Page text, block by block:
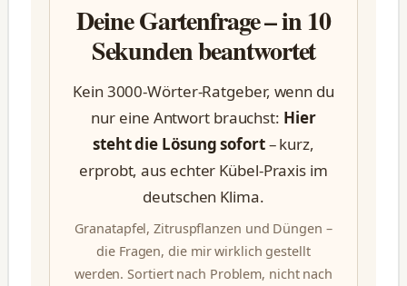
Deine Gartenfrage – in 10
Sekunden beantwortet
Kein 3000-Wörter-Ratgeber, wenn du
nur eine Antwort brauchst: Hier
steht die Lösung sofort– kurz,
erprobt, aus echter Kübel-Praxis im
deutschen Klima.
Granatapfel, Zitruspflanzen und Düngen –
die Fragen, die mir wirklich gestellt
werden. Sortiert nach Problem, nicht nach